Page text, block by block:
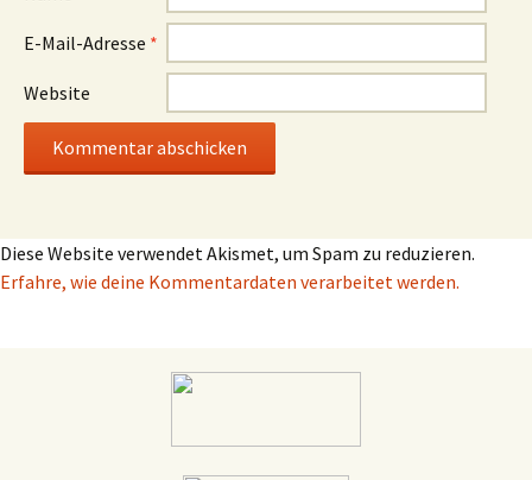
E-Mail-Adresse *
Website
Diese Website verwendet Akismet, um Spam zu reduzieren.
Erfahre, wie deine Kommentardaten verarbeitet werden.